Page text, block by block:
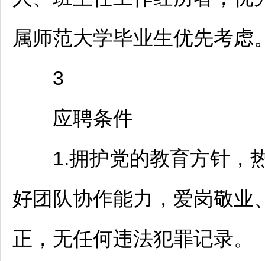
属师范大学毕业生优先考虑
3
应聘条件
1.拥护党的教育方针，热
好团队协作能力，爱岗敬业
正，无任何违法犯罪记录。